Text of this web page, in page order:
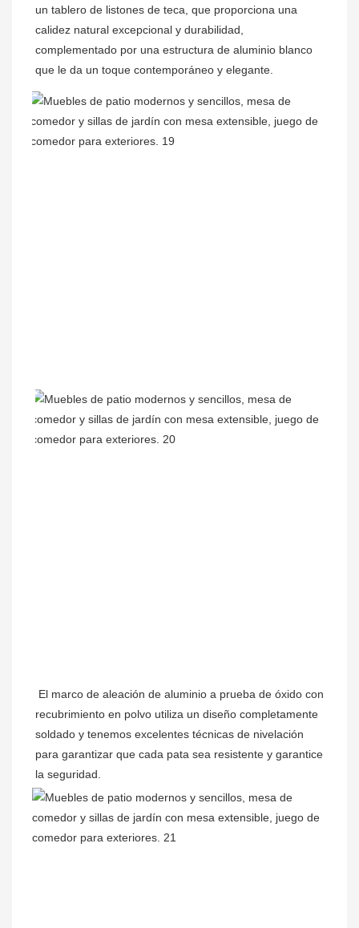
un tablero de listones de teca, que proporciona una
calidez natural excepcional y durabilidad,
complementado por una estructura de aluminio blanco
que le da un toque contemporáneo y elegante.
El marco de aleación de aluminio a prueba de óxido con
recubrimiento en polvo utiliza un diseño completamente
soldado y tenemos excelentes técnicas de nivelación
para garantizar que cada pata sea resistente y garantice
la seguridad.